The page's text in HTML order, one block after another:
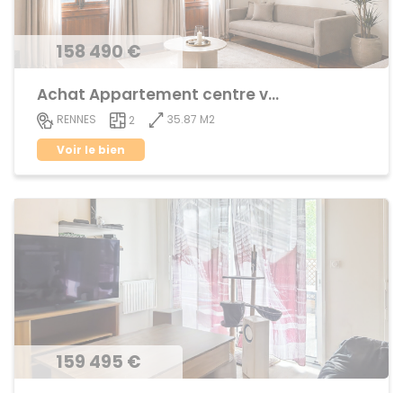
158 490 €
Achat Appartement centre ville
RENNES 2
35.87 M2
Voir le bien
159 495 €